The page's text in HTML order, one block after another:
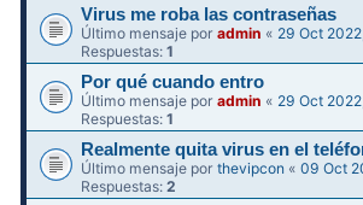
Virus me roba las contraseñas
Último mensaje poradmin « 29 Oct
Respuestas:1
Por qué cuando entro
Último mensaje poradmin « 29 Oct
Respuestas:1
Realmente quita virus en el
Último mensaje porthevipcon «09 Oct
Respuestas:2